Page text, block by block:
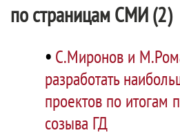
по страницам СМИ (2)
• С.Миронов и
разработать
проектов по итогам
созыва ГД